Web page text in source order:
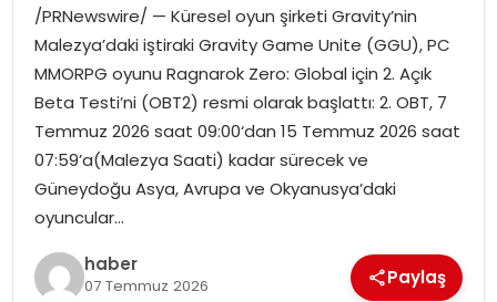
/PRNewswire/ — Küresel oyun şirketi Gravity’nin
Malezya’daki iştiraki Gravity Game Unite (GGU), PC
MMORPG oyunu Ragnarok Zero: Global için 2. Açık
Beta Testi’ni (OBT2) resmi olarak başlattı: 2. OBT, 7
Temmuz 2026 saat 09:00‘dan 15 Temmuz 2026 saat
07:59’a(Malezya Saati) kadar sürecek ve
Güneydoğu Asya, Avrupa ve Okyanusya’daki
oyuncular…
haber
07 Temmuz 2026 Paylaş